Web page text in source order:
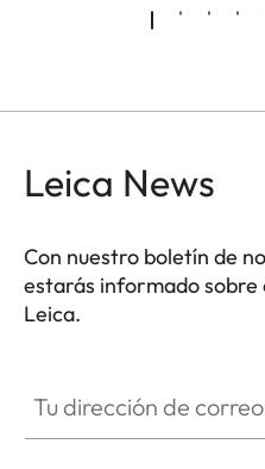
Leica News
Con nuestro boletín de
estarás informado sobre
Leica.